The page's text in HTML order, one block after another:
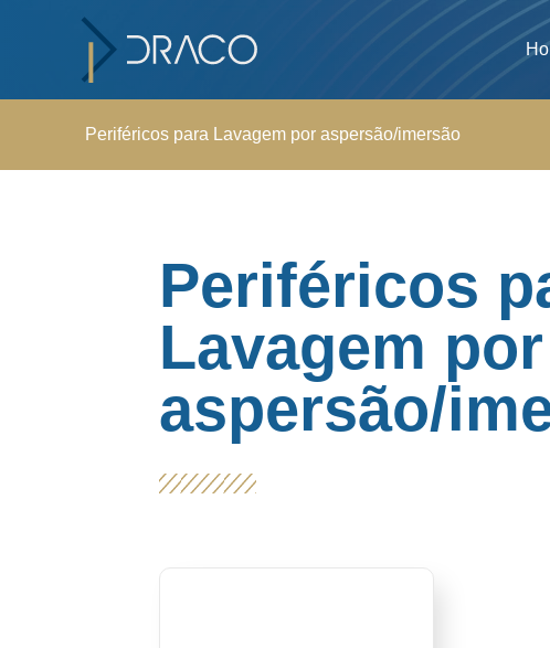
Periféricos para Lavagem por aspersão/imersão
Periféricos
Lavagem por
aspersão/